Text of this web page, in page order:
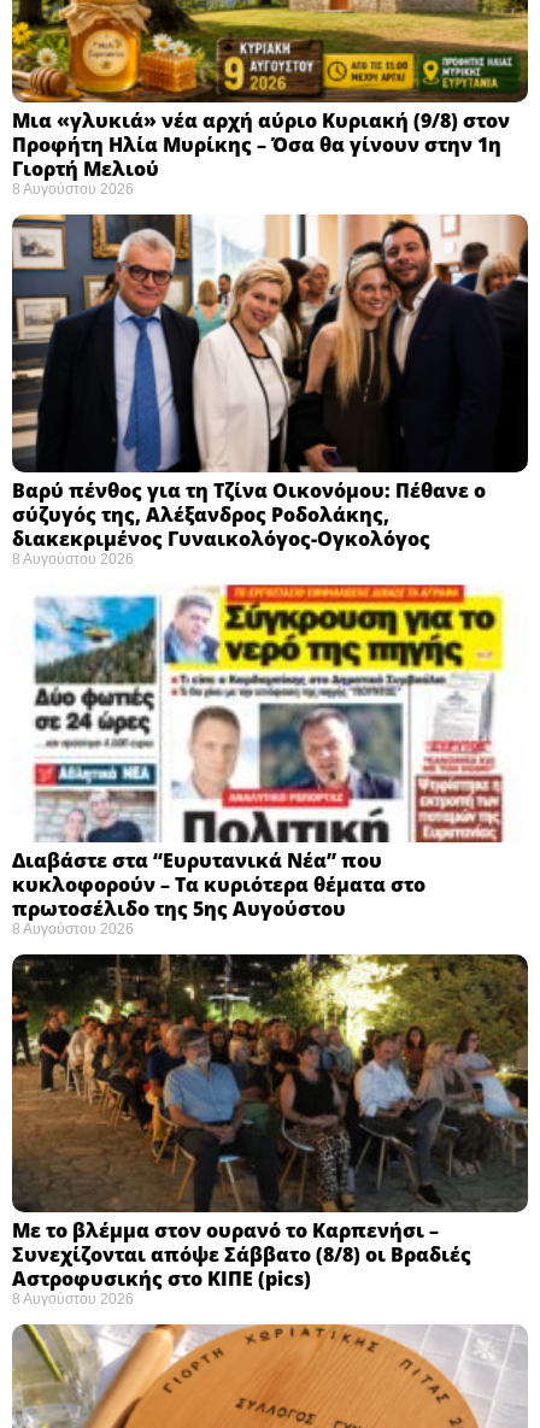
Μια «γλυκιά» νέα αρχή αύριο Κυριακή (9/8) στον
Προφήτη Ηλία Μυρίκης – Όσα θα γίνουν στην 1η
Γιορτή Μελιού
8 Αυγούστου 2026
Βαρύ πένθος για τη Τζίνα Οικονόμου: Πέθανε ο
σύζυγός της, Αλέξανδρος Ροδολάκης,
διακεκριμένος Γυναικολόγος-Ογκολόγος
8 Αυγούστου 2026
Διαβάστε στα “Ευρυτανικά Νέα” που
κυκλοφορούν – Τα κυριότερα θέματα στο
πρωτοσέλιδο της 5ης Αυγούστου
8 Αυγούστου 2026
Με το βλέμμα στον ουρανό το Καρπενήσι –
Συνεχίζονται απόψε Σάββατο (8/8) οι Βραδιές
Αστροφυσικής στο ΚΙΠΕ (pics)
8 Αυγούστου 2026